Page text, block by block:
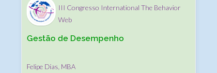
III Congresso International The Behavior
Web
Gestão de Desempenho
Felipe Dias, MBA